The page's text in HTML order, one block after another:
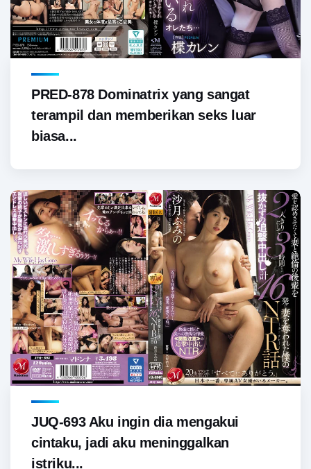
PRED-878 Dominatrix yang sangat
terampil dan memberikan seks luar
biasa...
JUQ-693 Aku ingin dia mengakui
cintaku, jadi aku meninggalkan
istriku...